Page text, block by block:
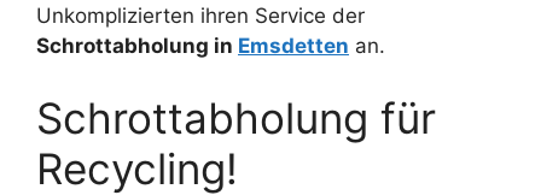
Unkomplizierten ihren Service der
Schrottabholung in Emsdetten an.
Schrottabholung für
Recycling!